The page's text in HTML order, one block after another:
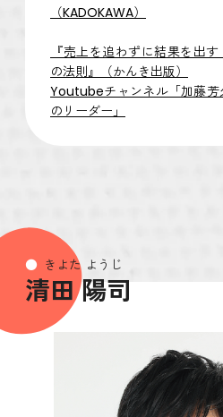
（KADOKAWA）
『売上を追わずに結果を出
の法則』（かんき出版）
Youtubeチャンネル「加藤
のリーダー」
きよた ようじ
清田 陽司